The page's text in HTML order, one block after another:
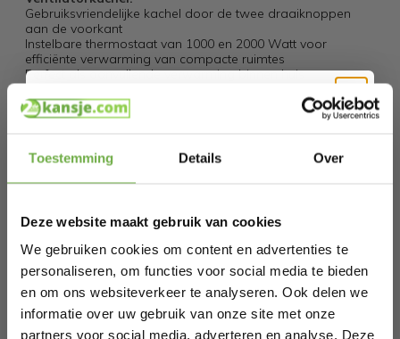
Toestemming Details Over
Deze website maakt gebruik van cookies
We gebruiken cookies om content en advertenties te
personaliseren, om functies voor social media te bieden
en om ons websiteverkeer te analyseren. Ook delen we
informatie over uw gebruik van onze site met onze
partners voor social media, adverteren en analyse. Deze
Gebruiksvriendelijke kachel door de twee draaiknoppen
aan de voorkant
Instelbare thermostaat van 1000 en 2000 Watt voor
efficiënte verwarming van compacte ruimtes
Perfect als aanvullende verwarming binnen huis
Verwarmt tijdens de winter en zorgt voor verkoeling in de
zomer met de ventilatormodus
Gemakkelijk op te bergen door de afmetingen van 12.8 x
Artikelnummer
KA-5039
EAN
8713016050397
SKU
27535092
Schrijf je in en ontvang
Bij 2dekansje.com profiteer je van
kortingen tot wel 70%.